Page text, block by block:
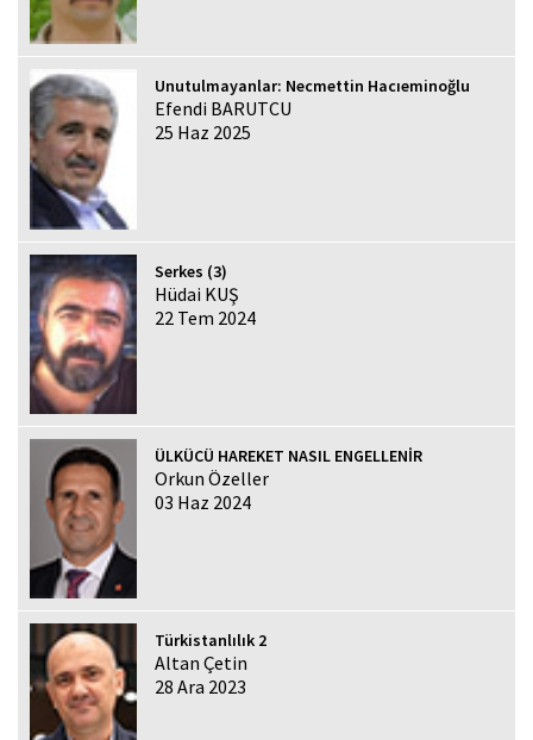
Unutulmayanlar: Necmettin Hacıeminoğlu
Efendi BARUTCU
25 Haz 2025
Serkes (3)
Hüdai KUŞ
22 Tem 2024
ÜLKÜCÜ HAREKET NASIL ENGELLENİR
Orkun Özeller
03 Haz 2024
Türkistanlılık 2
Altan Çetin
28 Ara 2023